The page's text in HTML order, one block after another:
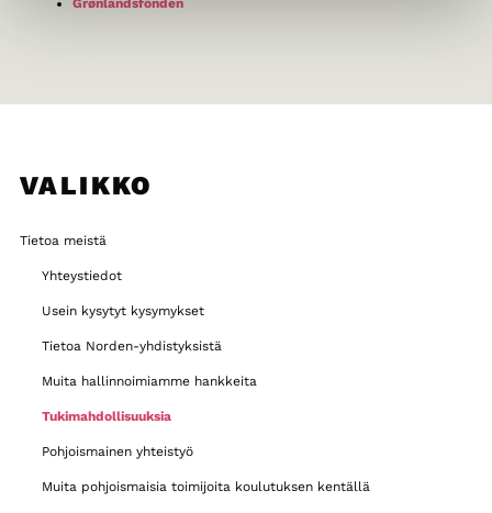
VALIKKO
Tietoa meistä
Yhteystiedot
Usein kysytyt kysymykset
Tietoa Norden-yhdistyksistä
Muita hallinnoimiamme hankkeita
Tukimahdollisuuksia
Pohjoismainen yhteistyö
Muita pohjoismaisia toimijoita koulutuksen kentällä
Grønlandsfonden